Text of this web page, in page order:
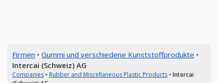
Firmen • Gummi und verschiedene Kunststoffprodukte •
Intercai (Schweiz) AG
Companies• Rubber and Miscellaneous Plastic Products• Intercai